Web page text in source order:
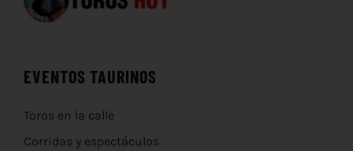
EVENTOS TAURINOS
Toros en la calle
Corridas y espectáculos